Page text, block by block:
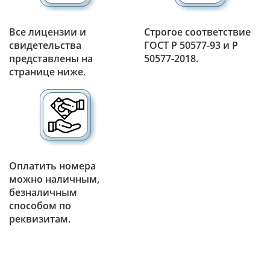
Все лицензии и
свидетельства
представлены на
странице ниже.
Строгое соответствие
ГОСТ Р 50577-93 и Р
50577-2018.
Оплатить номера
можно наличным,
безналичным
способом по
реквизитам.